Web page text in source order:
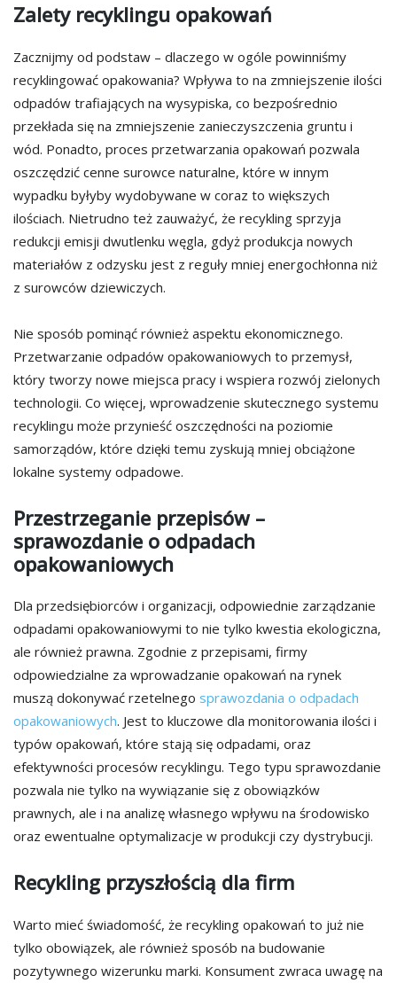
Zalety recyklingu opakowań
Zacznijmy od podstaw – dlaczego w ogóle powinniśmy
recyklingować opakowania? Wpływa to na zmniejszenie ilości
odpadów trafiających na wysypiska, co bezpośrednio
przekłada się na zmniejszenie zanieczyszczenia gruntu i
wód. Ponadto, proces przetwarzania opakowań pozwala
oszczędzić cenne surowce naturalne, które w innym
wypadku byłyby wydobywane w coraz to większych
ilościach. Nietrudno też zauważyć, że recykling sprzyja
redukcji emisji dwutlenku węgla, gdyż produkcja nowych
materiałów z odzysku jest z reguły mniej energochłonna niż
z surowców dziewiczych.
Nie sposób pominąć również aspektu ekonomicznego.
Przetwarzanie odpadów opakowaniowych to przemysł,
który tworzy nowe miejsca pracy i wspiera rozwój zielonych
technologii. Co więcej, wprowadzenie skutecznego systemu
recyklingu może przynieść oszczędności na poziomie
samorządów, które dzięki temu zyskują mniej obciążone
lokalne systemy odpadowe.
Przestrzeganie przepisów –
sprawozdanie o odpadach
opakowaniowych
Dla przedsiębiorców i organizacji, odpowiednie zarządzanie
odpadami opakowaniowymi to nie tylko kwestia ekologiczna,
ale również prawna. Zgodnie z przepisami, firmy
odpowiedzialne za wprowadzanie opakowań na rynek
muszą dokonywać rzetelnego sprawozdania o odpadach
opakowaniowych. Jest to kluczowe dla monitorowania ilości i
typów opakowań, które stają się odpadami, oraz
efektywności procesów recyklingu. Tego typu sprawozdanie
pozwala nie tylko na wywiązanie się z obowiązków
prawnych, ale i na analizę własnego wpływu na środowisko
oraz ewentualne optymalizacje w produkcji czy dystrybucji.
Recykling przyszłością dla firm
Warto mieć świadomość, że recykling opakowań to już nie
tylko obowiązek, ale również sposób na budowanie
pozytywnego wizerunku marki. Konsument zwraca uwagę na